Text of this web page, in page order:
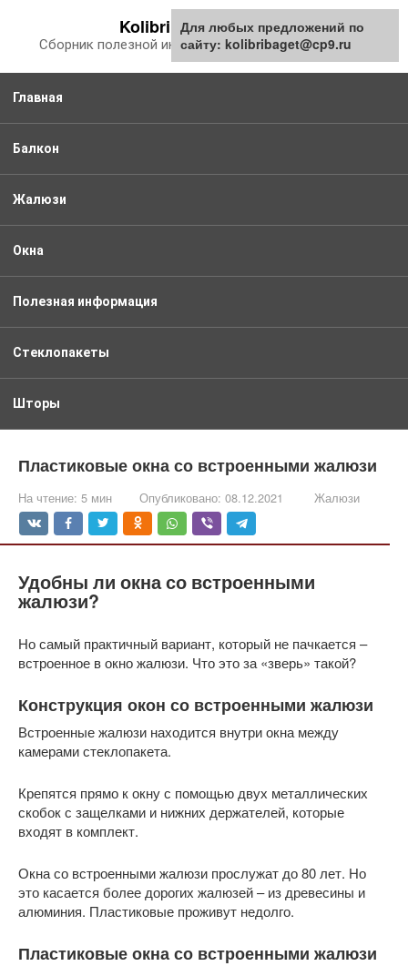
контенту
Kolibribaget.ru
Сборник полезной информации про балкон
Главная
Балкон
Жалюзи
Окна
Полезная информация
Стеклопакеты
Шторы
Пластиковые окна со встроенными жалюзи
На чтение: 5 мин Опубликовано: 08.12.2021 Жалюзи
Удобны ли окна со встроенными
жалюзи?
Но самый практичный вариант, который не пачкается –
встроенное в окно жалюзи. Что это за «зверь» такой?
Конструкция окон со встроенными жалюзи
Встроенные жалюзи находится внутри окна между
камерами стеклопакета.
Крепятся прямо к окну с помощью двух металлических
скобок с защелками и нижних держателей, которые
входят в комплект.
Окна со встроенными жалюзи прослужат до 80 лет. Но
это касается более дорогих жалюзей – из древесины и
алюминия. Пластиковые проживут недолго.
Пластиковые окна со встроенными жалюзи
Для любых предложений по
сайту: kolibribaget@cp9.ru